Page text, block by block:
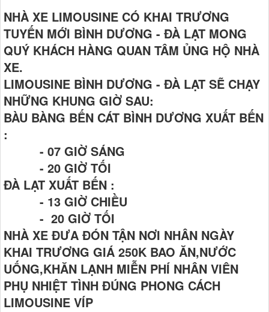
NHÀ XE LIMOUSINE CÓ KHAI TRƯƠNG
TUYẾN MỚI BÌNH DƯƠNG - ĐÀ LẠT MONG
QUÝ KHÁCH HÀNG QUAN TÂM ỦNG HỘ NHÀ
XE.
LIMOUSINE BÌNH DƯƠNG - ĐÀ LẠT SẼ CHẠY
NHỮNG KHUNG GIỜ SAU:
BÀU BÀNG BẾN CÁT BÌNH DƯƠNG XUẤT BẾN
:
- 07 GIỜ SÁNG
- 20 GIỜ TỐI
ĐÀ LẠT XUẤT BẾN :
- 13 GIỜ CHIỀU
- 20 GIỜ TỐI
NHÀ XE ĐƯA ĐÓN TẬN NƠI NHÂN NGÀY
KHAI TRƯƠNG GIÁ 250K BAO ĂN,NƯỚC
UỐNG,KHĂN LẠNH MIỄN PHÍ NHÂN VIÊN
PHỤ NHIỆT TÌNH ĐÚNG PHONG CÁCH
LIMOUSINE VÍP